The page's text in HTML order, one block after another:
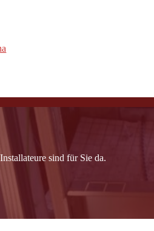
sind für Sie da.